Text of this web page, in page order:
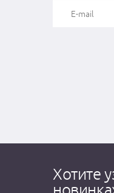
Хотите